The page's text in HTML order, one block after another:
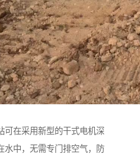
可在采用新型的干式电机深
水中，无需专门排空气，防